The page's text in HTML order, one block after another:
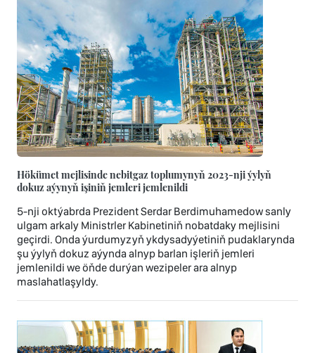
Hökümet mejlisinde nebitgaz toplumynyň 2023-nji ýylyň
dokuz aýynyň işiniň jemleri jemlenildi
5-nji oktýabrda Prezident Serdar Berdimuhamedow sanly
ulgam arkaly Ministrler Kabinetiniň nobatdaky mejlisini
geçirdi. Onda ýurdumyzyň ykdysadyýetiniň pudaklarynda
şu ýylyň dokuz aýynda alnyp barlan işleriň jemleri
jemlenildi we öňde durýan wezipeler ara alnyp
maslahatlaşyldy.